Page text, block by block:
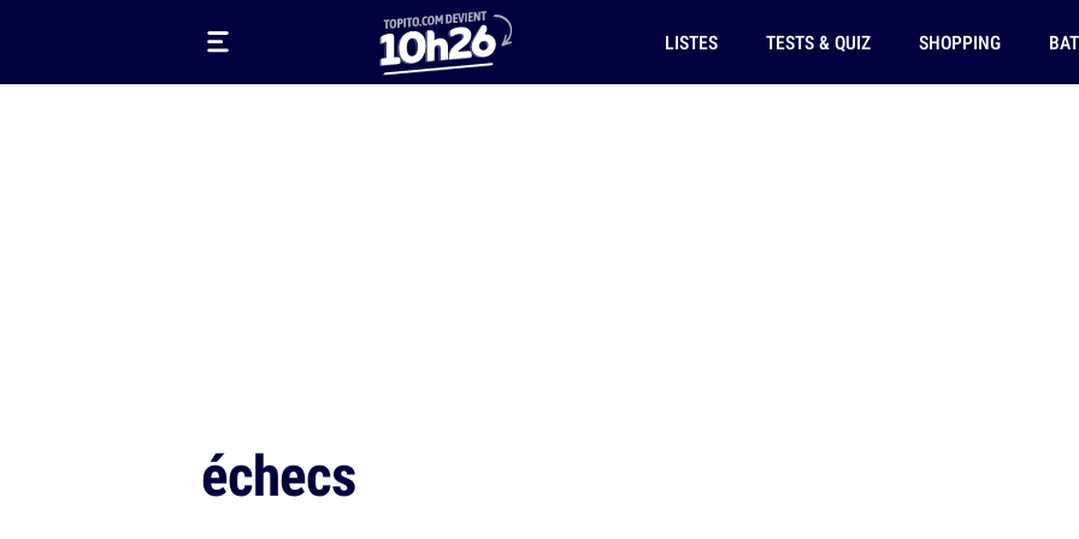
LISTES TESTS & QUIZ SHOPPING
échecs